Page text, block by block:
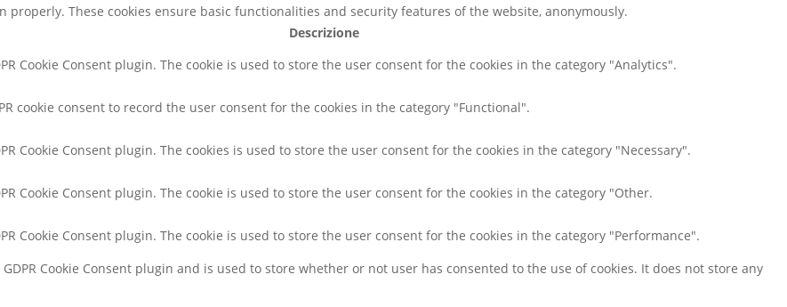
These cookies ensure basic functionalities and security features of the website, anonymously.
Descrizione
Cookie Consent plugin. The cookie is used to store the user consent for the cookies in the category "Analytics".
cookie consent to record the user consent for the cookies in the category "Functional".
Cookie Consent plugin. The cookies is used to store the user consent for the cookies in the category "Necessary".
Cookie Consent plugin. The cookie is used to store the user consent for the cookies in the category "Other.
Cookie Consent plugin. The cookie is used to store the user consent for the cookies in the category "Performance".
Cookie Consent plugin and is used to store whether or not user has consented to the use of cookies. It does not store any